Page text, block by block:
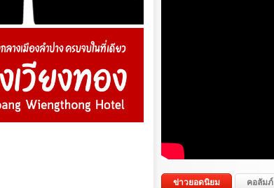
ข่าวยอดนิยม คอลัมภ์